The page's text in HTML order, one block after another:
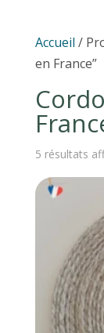
Accueil /
en France”
5 résultats